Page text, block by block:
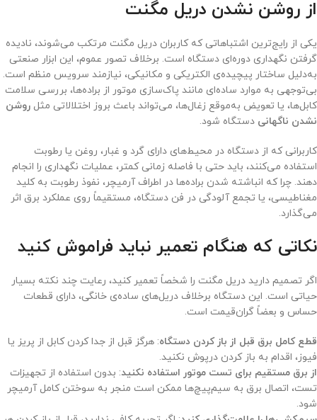
از روشن نشدن دریل مگنت
یکی از رایج‌ترین اشتباهاتی که کاربران دریل مگنت مرتکب می‌شوند، نادیده
گرفتن نگهداری دوره‌ای دستگاه است. برخلاف تصور عموم، این ابزار صنعتی
به‌دلیل ساختار پیچیده‌ی الکتریکی و مکانیکی، نیازمند سرویس منظم است.
بی‌توجهی به موارد ساده‌ای مانند پاک‌سازی موتور از براده‌ها، بررسی سلامت
کابل‌ها، یا تعویض به‌موقع زغال‌ها، می‌تواند باعث بروز اختلالاتی مثل روشن
نشدن ناگهانی دستگاه شود.
کاربرانی که از دستگاه در محیط‌های دارای گرد و غبار، روغن یا رطوبت
استفاده می‌کنند، باید حتی با فاصله زمانی کمتر، عملیات نگهداری را انجام
دهند. چرا که انباشته شدن براده‌ها در اطراف آرمیچر، نفوذ رطوبت به کلید
مغناطیسی، یا تجمع آلودگی در فن دستگاه، مستقیماً روی عملکرد برق اثر
می‌گذارد.
نکاتی که هنگام تعمیر نباید فراموش کنید
اگر تصمیم دارید دریل مگنت را شخصاً تعمیر کنید، رعایت چند نکته بسیار
حیاتی است. این دستگاه برخلاف دریل‌های ساده‌ی خانگی، دارای قطعات
حساس و بعضاً گران‌قیمت است.
قطع کامل برق قبل از باز کردن دستگاه: هرگز قبل از جدا کردن کابل از پریز یا
فیوز، اقدام به باز کردن درپوش نکنید.
از برق مستقیم برای تست موتور استفاده نکنید: بدون استفاده از تجهیزات
تست، اتصال برق به سیم‌پیچ‌ها ممکن است منجر به سوختن کامل آرمیچر
شود.